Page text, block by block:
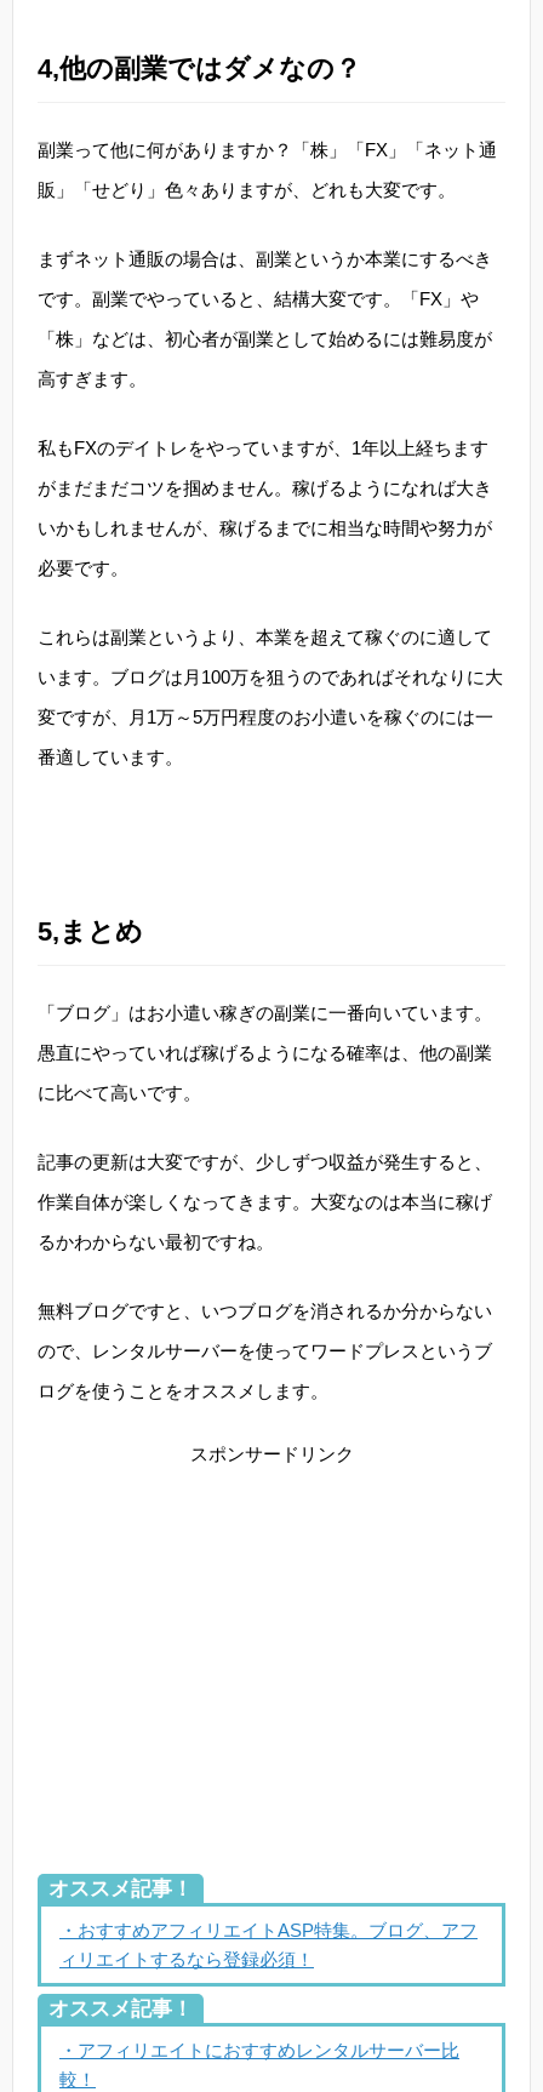
4,他の副業ではダメなの？
副業って他に何がありますか？「株」「FX」「ネット通
販」「せどり」色々ありますが、どれも大変です。
まずネット通販の場合は、副業というか本業にするべき
です。副業でやっていると、結構大変です。「FX」や
「株」などは、初心者が副業として始めるには難易度が
高すぎます。
私もFXのデイトレをやっていますが、1年以上経ちます
がまだまだコツを掴めません。稼げるようになれば大き
いかもしれませんが、稼げるまでに相当な時間や努力が
必要です。
これらは副業というより、本業を超えて稼ぐのに適して
います。ブログは月100万を狙うのであればそれなりに大
変ですが、月1万～5万円程度のお小遣いを稼ぐのには一
番適しています。
5,まとめ
「ブログ」はお小遣い稼ぎの副業に一番向いています。
愚直にやっていれば稼げるようになる確率は、他の副業
に比べて高いです。
記事の更新は大変ですが、少しずつ収益が発生すると、
作業自体が楽しくなってきます。大変なのは本当に稼げ
るかわからない最初ですね。
無料ブログですと、いつブログを消されるか分からない
ので、レンタルサーバーを使ってワードプレスというブ
ログを使うことをオススメします。
スポンサードリンク
オススメ記事！
・おすすめアフィリエイトASP特集。ブログ、アフ
ィリエイトするなら登録必須！
オススメ記事！
・アフィリエイトにおすすめレンタルサーバー比
較！